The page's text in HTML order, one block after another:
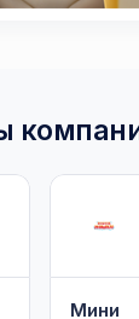
Мини